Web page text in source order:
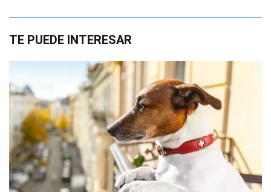
TE PUEDE INTERESAR